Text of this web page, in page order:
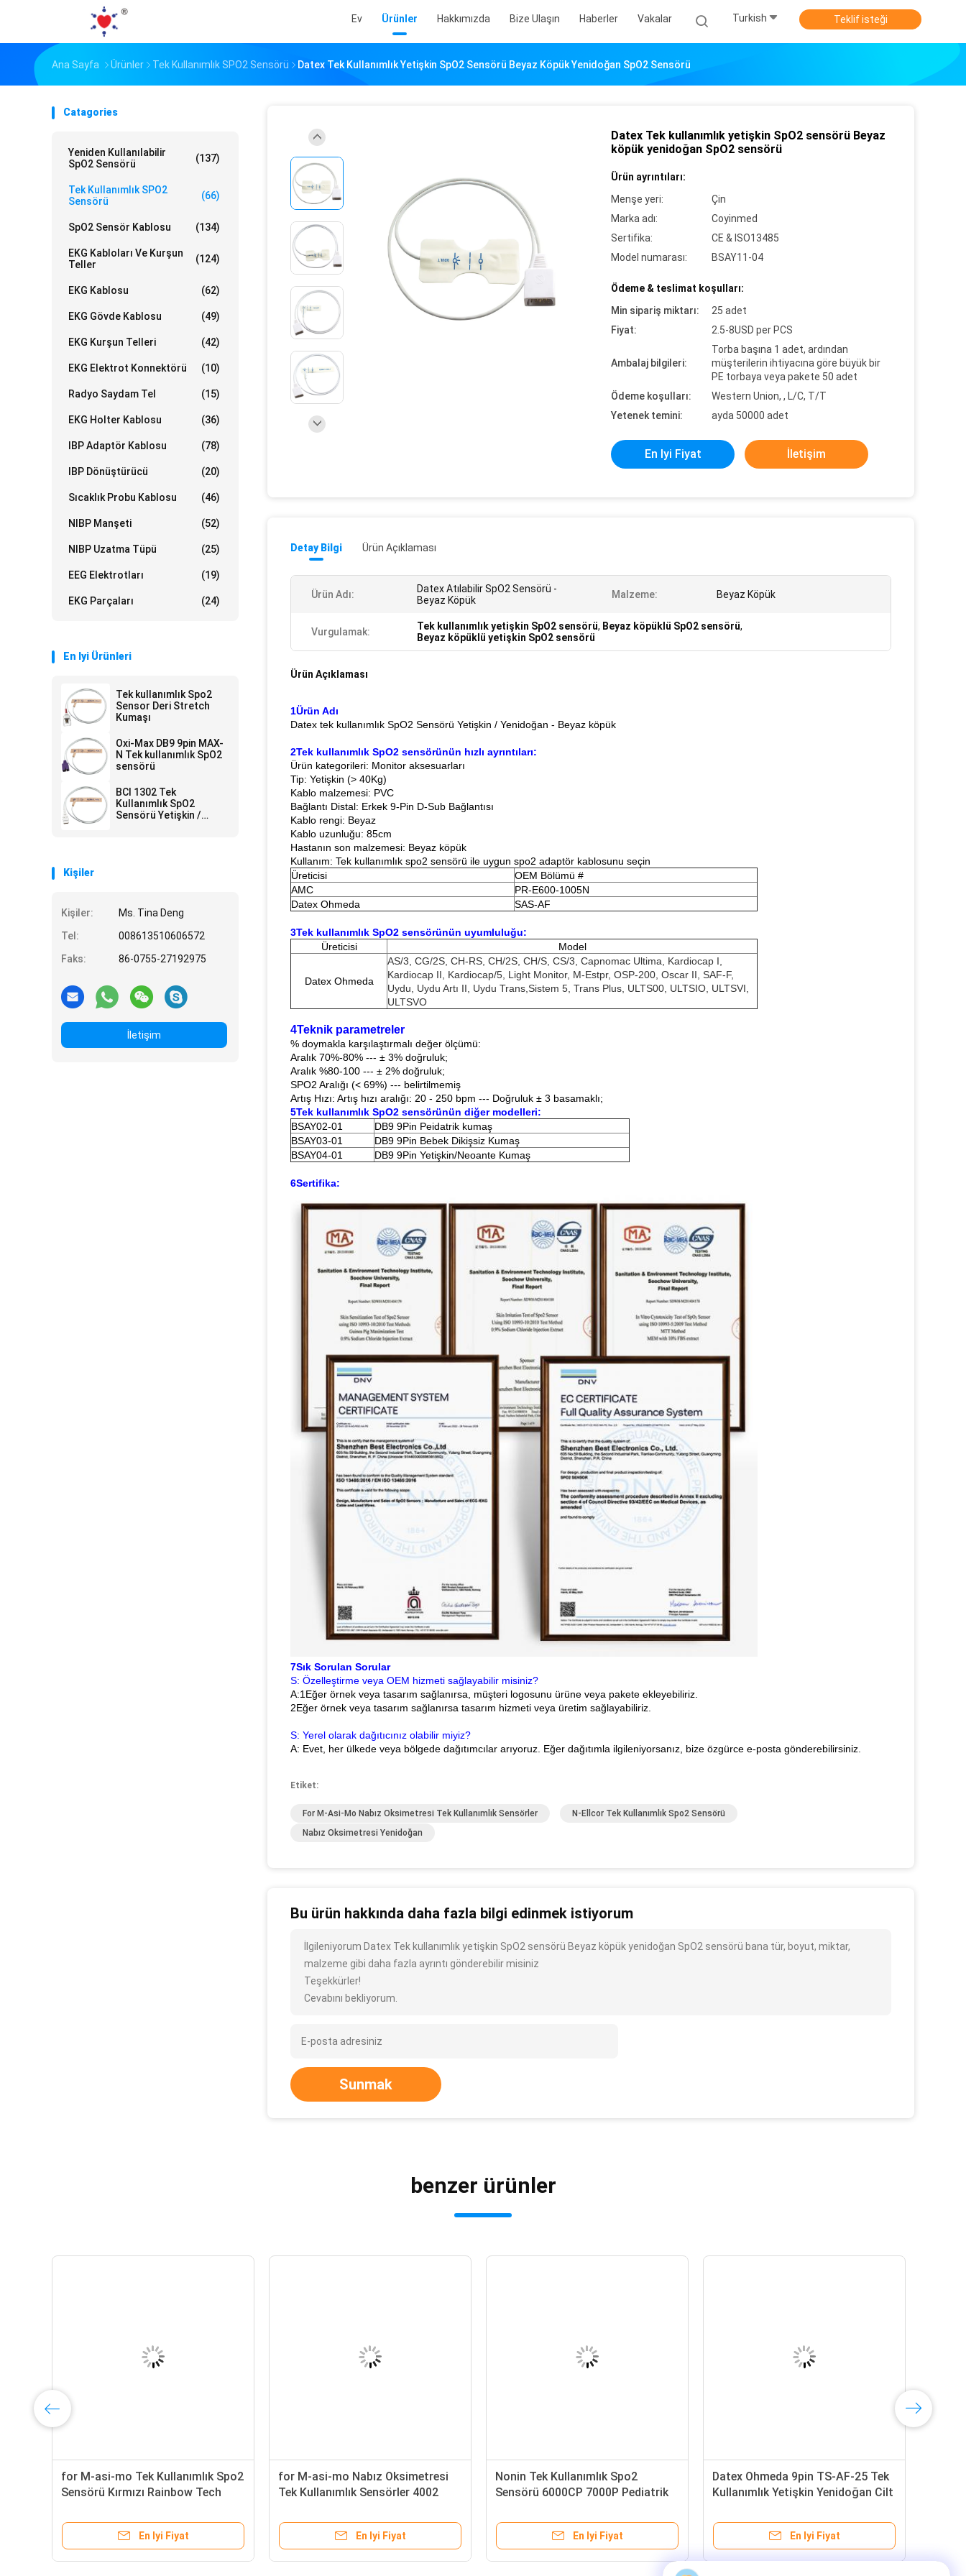
Ev Ürünler Hakkımızda Bize Ulaşın Haberler Vakalar Turkish Teklif isteği
Ana Sayfa Ürünler Tek Kullanımlık SPO2 Sensörü Datex Tek Kullanımlık Yetişkin SpO2 Sensörü Beyaz Köpük Yenidoğan SpO2 Sensörü
Catagories
Yeniden Kullanılabilir
SpO2 Sensörü
(137)
Tek Kullanımlık SPO2
Sensörü
(66)
SpO2 Sensör Kablosu (134)
EKG Kabloları Ve Kurşun
Teller
(124)
EKG Kablosu (62)
EKG Gövde Kablosu (49)
EKG Kurşun Telleri (42)
EKG Elektrot Konnektörü (10)
Radyo Saydam Tel (15)
EKG Holter Kablosu (36)
IBP Adaptör Kablosu (78)
IBP Dönüştürücü (20)
Sıcaklık Probu Kablosu (46)
NIBP Manşeti (52)
NIBP Uzatma Tüpü (25)
EEG Elektrotları (19)
EKG Parçaları (24)
En Iyi Ürünleri
Tek kullanımlık Spo2
Sensor Deri Stretch
Kumaşı
Oxi-Max DB9 9pin MAX-
N Tek kullanımlık SpO2
sensörü
BCI 1302 Tek
Kullanımlık SpO2
Sensörü Yetişkin /
Kişiler
Kişiler:
Ms. Tina Deng
Tel:
008613510606572
Faks:
86-0755-27192975
İletişim
Datex Tek kullanımlık yetişkin SpO2 sensörü Beyaz
köpük yenidoğan SpO2 sensörü
Ürün ayrıntıları:
Menşe yeri:
Çin
Marka adı:
Coyinmed
Sertifika:
CE & ISO13485
Model numarası:
BSAY11-04
Ödeme & teslimat koşulları:
Min sipariş miktarı:
25 adet
Fiyat:
2.5-8USD per PCS
Ambalaj bilgileri:
Torba başına 1 adet, ardından
müşterilerin ihtiyacına göre büyük bir
PE torbaya veya pakete 50 adet
Ödeme koşulları:
Western Union, , L/C, T/T
Yetenek temini:
ayda 50000 adet
En Iyi Fiyat İletişim
Detay Bilgi Ürün Açıklaması
Ürün Adı:
Datex Atılabilir SpO2 Sensörü -
Beyaz Köpük
Malzeme: Beyaz Köpük
Vurgulamak: Tek kullanımlık yetişkin SpO2 sensörü, Beyaz köpüklü SpO2 sensörü,
Beyaz köpüklü yetişkin SpO2 sensörü
Ürün Açıklaması
1Ürün Adı
Datex tek kullanımlık SpO2 Sensörü Yetişkin / Yenidoğan - Beyaz köpük
2Tek kullanımlık SpO2 sensörünün hızlı ayrıntıları:
Ürün kategorileri: Monitor aksesuarları
Tip: Yetişkin (> 40Kg)
Kablo malzemesi: PVC
Bağlantı Distal: Erkek 9-Pin D-Sub Bağlantısı
Kablo rengi: Beyaz
Kablo uzunluğu: 85cm
Hastanın son malzemesi: Beyaz köpük
Kullanım: Tek kullanımlık spo2 sensörü ile uygun spo2 adaptör kablosunu seçin
Üreticisi
OEM Bölümü #
AMC
PR-E600-1005N
Datex Ohmeda
SAS-AF
3Tek kullanımlık SpO2 sensörünün uyumluluğu:
Üreticisi
Model
Datex Ohmeda
AS/3, CG/2S, CH-RS, CH/2S, CH/S, CS/3, Capnomac Ultima, Kardiocap I,
Kardiocap II, Kardiocap/5, Light Monitor, M-Estpr, OSP-200, Oscar II, SAF-F,
Uydu, Uydu Artı II, Uydu Trans,Sistem 5, Trans Plus, ULTS00, ULTSIO, ULTSVI,
ULTSVO
4Teknik parametreler
% doymakla karşılaştırmalı değer ölçümü:
Aralık 70%-80% --- ± 3% doğruluk;
Aralık %80-100 --- ± 2% doğruluk;
SPO2 Aralığı (< 69%) --- belirtilmemiş
Artış Hızı: Artış hızı aralığı: 20 - 250 bpm --- Doğruluk ± 3 basamaklı;
5Tek kullanımlık SpO2 sensörünün diğer modelleri:
BSAY02-01
DB9 9Pin Peidatrik kumaş
BSAY03-01
DB9 9Pin Bebek Dikişsiz Kumaş
BSAY04-01
DB9 9Pin Yetişkin/Neoante Kumaş
6Sertifika:
7Sık Sorulan Sorular
S: Özelleştirme veya OEM hizmeti sağlayabilir misiniz?
A:1Eğer örnek veya tasarım sağlanırsa, müşteri logosunu ürüne veya pakete ekleyebiliriz.
2Eğer örnek veya tasarım sağlanırsa tasarım hizmeti veya üretim sağlayabiliriz.
S: Yerel olarak dağıtıcınız olabilir miyiz?
A: Evet, her ülkede veya bölgede dağıtımcılar arıyoruz. Eğer dağıtımla ilgileniyorsanız, bize özgürce e-posta gönderebilirsiniz.
Etiket:
For M-Asi-Mo Nabız Oksimetresi Tek Kullanımlık Sensörler
N-Ellcor Tek Kullanımlık Spo2 Sensörü
Nabız Oksimetresi Yenidoğan
Bu ürün hakkında daha fazla bilgi edinmek istiyorum
İlgileniyorum Datex Tek kullanımlık yetişkin SpO2 sensörü Beyaz köpük yenidoğan SpO2 sensörü bana tür, boyut, miktar,
malzeme gibi daha fazla ayrıntı gönderebilir misiniz
Teşekkürler!
Cevabını bekliyorum.
Sunmak
benzer ürünler
for M-asi-mo Tek Kullanımlık Spo2
Sensörü Kırmızı Rainbow Tech
Cilt Streç Kumaş
En Iyi Fiyat
for M-asi-mo Nabız Oksimetresi
Tek Kullanımlık Sensörler 4002
Bebek Mavisi Sünger
En Iyi Fiyat
Nonin Tek Kullanımlık Spo2
Sensörü 6000CP 7000P Pediatrik
Köpük Tek Kullanımlık SpO2 Probu
En Iyi Fiyat
Datex Ohmeda 9pin TS-AF-25 Tek
Kullanımlık Yetişkin Yenidoğan Cilt
Probu
En Iyi Fiyat